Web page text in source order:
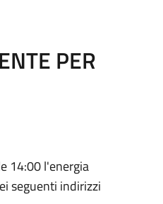
PER
14:00 l'energia
seguenti indirizzi